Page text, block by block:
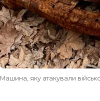
Машина, яку атакували